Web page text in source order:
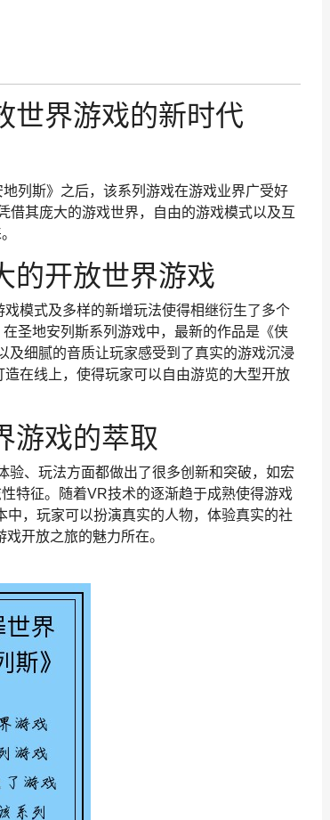
界游戏的新时代
列斯》之后，该系列游戏在游戏业界广受好
借其庞大的游戏世界，自由的游戏模式以及互
开放世界游戏
模式及多样的新增玩法使得相继衍生了多个
圣地安列斯系列游戏中，最新的作品是《侠
及细腻的音质让玩家感受到了真实的游戏沉浸
在线上，使得玩家可以自由游览的大型开放
戏的萃取
验、玩法方面都做出了很多创新和突破，如宏
特征。随着VR技术的逐渐趋于成熟使得游戏
，玩家可以扮演真实的人物，体验真实的社
开放之旅的魅力所在。